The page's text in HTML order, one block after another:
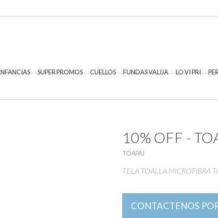
SUPER PROMOS CUELLOS FUNDAS VALIJA LO VI PRI
10% OFF -
TOAPAJ
TELA TOALLA MICROFIBRA
CONTACTENOS